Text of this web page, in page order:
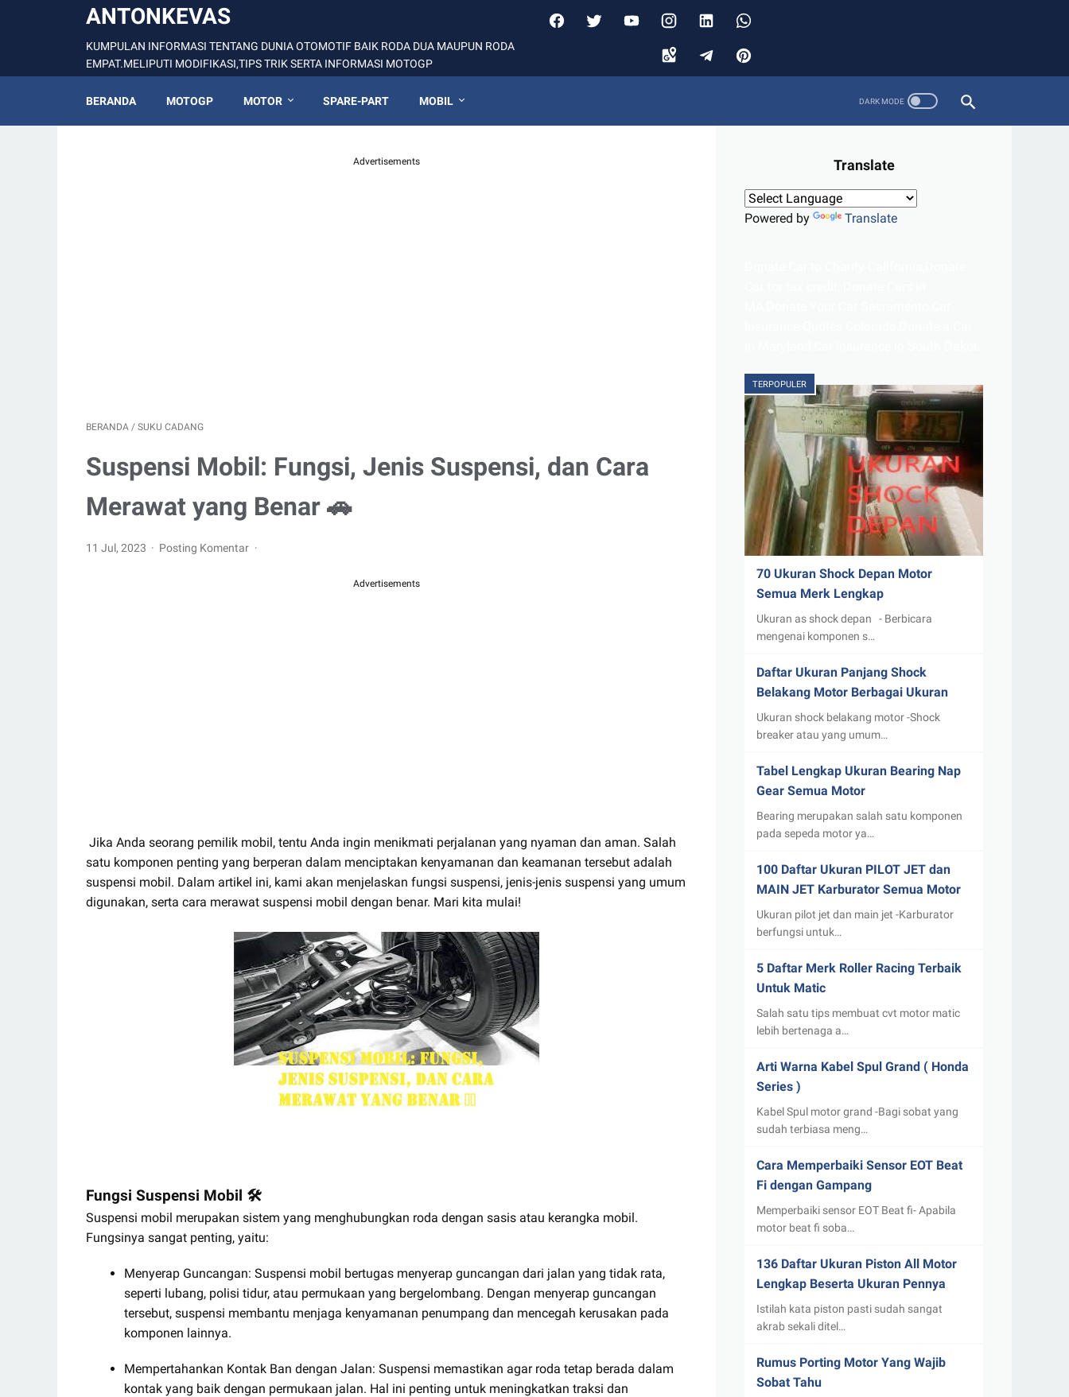
ANTONKEVAS
KUMPULAN INFORMASI TENTANG DUNIA OTOMOTIF BAIK RODA DUA MAUPUN RODA
EMPAT.MELIPUTI MODIFIKASI,TIPS TRIK SERTA INFORMASI MOTOGP
BERANDA MOTOGP MOTOR SPARE-PART MOBIL
Advertisements
BERANDA / SUKU CADANG
Suspensi Mobil: Fungsi, Jenis Suspensi, dan Cara
Merawat yang Benar 🚗
11 Jul, 2023 Posting Komentar
Advertisements
Jika Anda seorang pemilik mobil, tentu Anda ingin menikmati perjalanan yang nyaman dan aman. Salah
satu komponen penting yang berperan dalam menciptakan kenyamanan dan keamanan tersebut adalah
suspensi mobil. Dalam artikel ini, kami akan menjelaskan fungsi suspensi, jenis-jenis suspensi yang umum
digunakan, serta cara merawat suspensi mobil dengan benar. Mari kita mulai!
Fungsi Suspensi Mobil 🛠️
Suspensi mobil merupakan sistem yang menghubungkan roda dengan sasis atau kerangka mobil.
Fungsinya sangat penting, yaitu:
Menyerap Guncangan: Suspensi mobil bertugas menyerap guncangan dari jalan yang tidak rata,
seperti lubang, polisi tidur, atau permukaan yang bergelombang. Dengan menyerap guncangan
tersebut, suspensi membantu menjaga kenyamanan penumpang dan mencegah kerusakan pada
komponen lainnya.
Mempertahankan Kontak Ban dengan Jalan: Suspensi memastikan agar roda tetap berada dalam
kontak yang baik dengan permukaan jalan. Hal ini penting untuk meningkatkan traksi dan
Translate
Powered by Translate
TERPOPULER
70 Ukuran Shock Depan Motor
Semua Merk Lengkap
Ukuran as shock depan - Berbicara
mengenai komponen s…
Daftar Ukuran Panjang Shock
Belakang Motor Berbagai Ukuran
Ukuran shock belakang motor -Shock
breaker atau yang umum…
Tabel Lengkap Ukuran Bearing Nap
Gear Semua Motor
Bearing merupakan salah satu komponen
pada sepeda motor ya…
100 Daftar Ukuran PILOT JET dan
MAIN JET Karburator Semua Motor
Ukuran pilot jet dan main jet -Karburator
berfungsi untuk…
5 Daftar Merk Roller Racing Terbaik
Untuk Matic
Salah satu tips membuat cvt motor matic
lebih bertenaga a…
Arti Warna Kabel Spul Grand ( Honda
Series )
Kabel Spul motor grand -Bagi sobat yang
sudah terbiasa meng…
Cara Memperbaiki Sensor EOT Beat
Fi dengan Gampang
Memperbaiki sensor EOT Beat fi- Apabila
motor beat fi soba…
136 Daftar Ukuran Piston All Motor
Lengkap Beserta Ukuran Pennya
Istilah kata piston pasti sudah sangat
akrab sekali ditel…
Rumus Porting Motor Yang Wajib
Sobat Tahu